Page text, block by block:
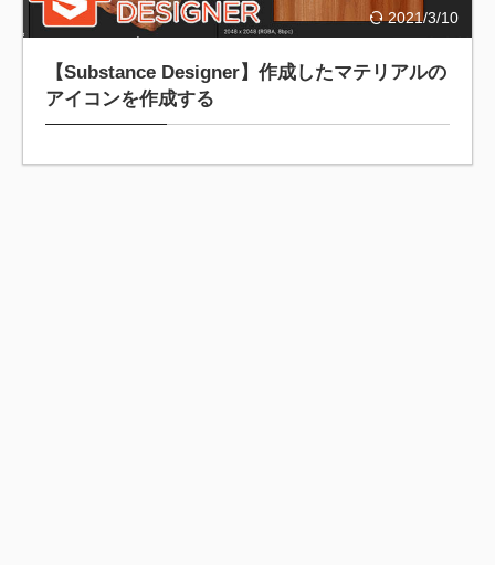
2021/3/10
【Substance Designer】作成したマテリアルの
アイコンを作成する